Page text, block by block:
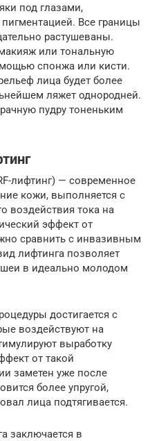
под глазами,
Все границы
растушеваны.
или тональную
спонжа или кисти.
лица будет более
ляжет однородней.
пудру тоненьким
лифтинг) — современное
кожи, выполняется с
воздействия тока на
эффект от
сравнить с инвазивным
лифтинга позволяет
в идеально молодом
достигается с
воздействуют на
выработку
от такой
заметен уже после
более упругой,
лица подтягивается.
заключается в